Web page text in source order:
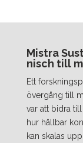
Mistra
nisch till
Ett
övergång till
var att bidra
hur hållbar
kan skalas